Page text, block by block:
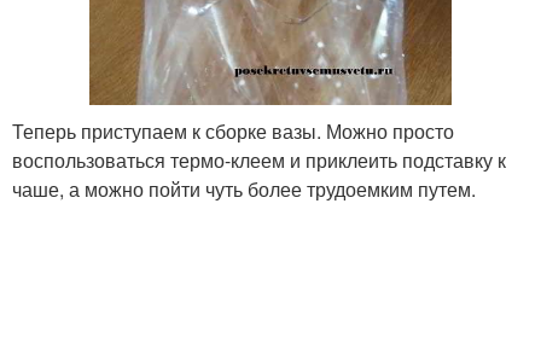
Теперь приступаем к сборке вазы. Можно просто
воспользоваться термо-клеем и приклеить подставку к
чаше, а можно пойти чуть более трудоемким путем.